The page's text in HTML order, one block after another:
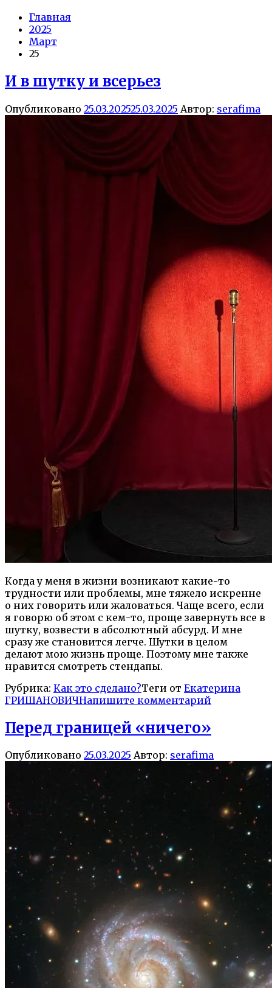
Главная
2025
Март
25
И в шутку и всерьез
Опубликовано 25.03.202525.03.2025 Автор: serafima
Когда у меня в жизни возникают какие-то
трудности или проблемы, мне тяжело искренне
о них говорить или жаловаться. Чаще всего, если
я говорю об этом с кем-то, проще завернуть все в
шутку, возвести в абсолютный абсурд. И мне
сразу же становится легче. Шутки в целом
делают мою жизнь проще. Поэтому мне также
нравится смотреть стендапы.
Рубрика: Как это сделано?Теги от Екатерина
ГРИШАНОВИЧНапишите комментарий
Перед границей «ничего»
Опубликовано 25.03.2025 Автор: serafima